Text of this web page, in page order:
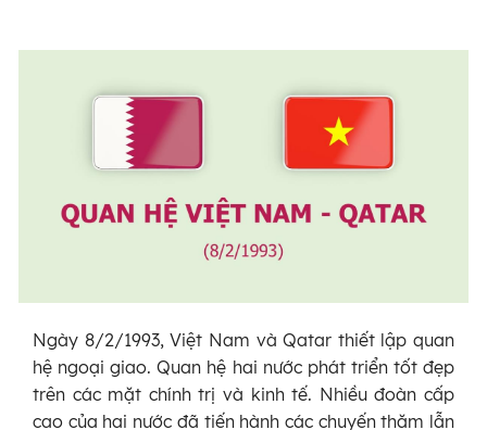
Ngày 8/2/1993, Việt Nam và Qatar thiết lập quan
hệ ngoại giao. Quan hệ hai nước phát triển tốt đẹp
trên các mặt chính trị và kinh tế. Nhiều đoàn cấp
cao của hai nước đã tiến hành các chuyến thăm lẫn